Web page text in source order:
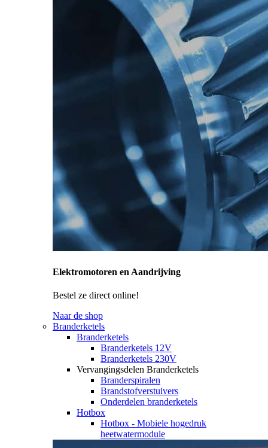
Elektromotoren en Aandrijving
Bestel ze direct online!
Naar de shop
Branderketels
Branderketels
Branderketels 12V
Branderketels 230V
Vervangingsdelen Branderketels
Branderspiralen
Brandstofverstuivers
Onderdelen branderketels
Hotbox
Hotbox - Mobiele hogedruk
heetwatermodule